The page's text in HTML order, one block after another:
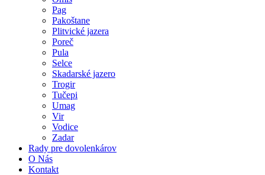
Pag
Pakoštane
Plitvické jazera
Poreč
Pula
Selce
Skadarské jazero
Trogir
Tučepi
Umag
Vir
Vodice
Zadar
Rady pre dovolenkárov
O Nás
Kontakt